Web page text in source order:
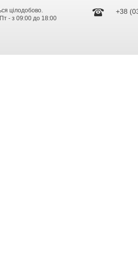
цілодобово.
- з 09:00 до 18:00
+38